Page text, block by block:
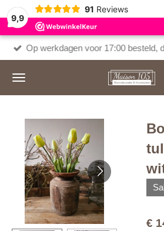
9,9
91 Reviews
Op werkdagen voor 17:00 besteld,
€